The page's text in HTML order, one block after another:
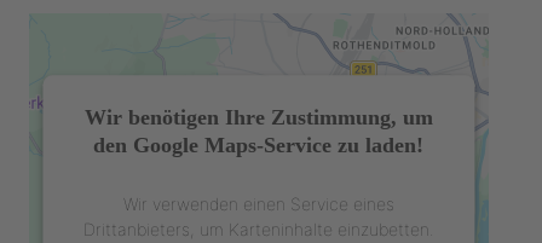
Wir benötigen Ihre Zustimmung, um
den Google Maps-Service zu laden!
Wir verwenden einen Service eines
Drittanbieters, um Karteninhalte einzubetten.